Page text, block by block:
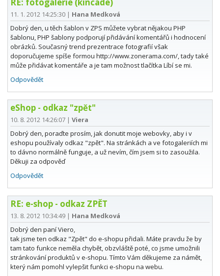
11. 1. 2012 14:25:30 | Hana Medková
Dobrý den, u těch šablon v ZPS můžete vybrat nějakou PHP
šablonu, PHP šablony podporují přidávání komentářů i hodnocení
obrázků. Současný trend prezentrace fotografií však
doporučujeme spíše formou http://www.zonerama.com/, tady také
může přidávat komentáře a je tam možnost tlačítka Líbí se mi.
Odpovědět
eShop - odkaz "zpět"
10. 8. 2012 14:26:07 | Viera
Dobrý den, poraďte prosím, jak donutit moje webovky, aby i v
eshopu používaly odkaz "zpět". Na stránkách a ve fotogaleriích mi
to dávno normálně funguje, a už nevím, čím jsem si to zasoužila.
Děkuji za odpověď
Odpovědět
RE: e-shop - odkaz ZPĚT
13. 8. 2012 10:34:49 | Hana Medková
Dobrý den paní Viero,
tak jsme ten odkaz "Zpět" do e-shopu přidali. Máte pravdu že by
tam tato funkce neměla chybět, obzvláště poté, co jsme umožnili
stránkování produktů v e-shopu. Tímto Vám děkujeme za námět,
který nám pomohl vylepšit funkci e-shopu na webu.